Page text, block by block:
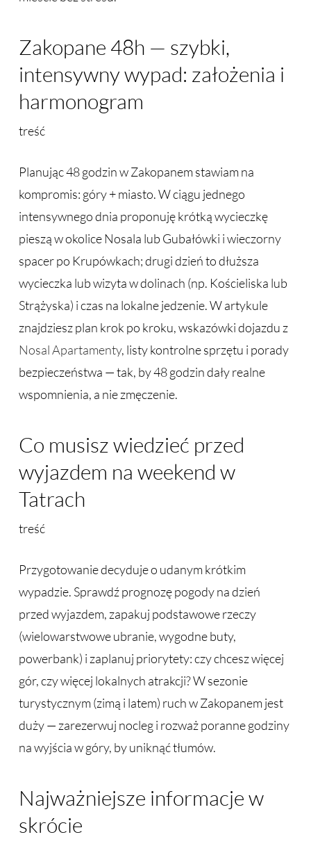
Zakopane 48h — szybki,
intensywny wypad: założenia i
harmonogram
treść
Planując 48 godzin w Zakopanem stawiam na
kompromis: góry + miasto. W ciągu jednego
intensywnego dnia proponuję krótką wycieczkę
pieszą w okolice Nosala lub Gubałówki i wieczorny
spacer po Krupówkach; drugi dzień to dłuższa
wycieczka lub wizyta w dolinach (np. Kościeliska lub
Strążyska) i czas na lokalne jedzenie. W artykule
znajdziesz plan krok po kroku, wskazówki dojazdu z
Nosal Apartamenty, listy kontrolne sprzętu i porady
bezpieczeństwa — tak, by 48 godzin dały realne
wspomnienia, a nie zmęczenie.
Co musisz wiedzieć przed
wyjazdem na weekend w
Tatrach
treść
Przygotowanie decyduje o udanym krótkim
wypadzie. Sprawdź prognozę pogody na dzień
przed wyjazdem, zapakuj podstawowe rzeczy
(wielowarstwowe ubranie, wygodne buty,
powerbank) i zaplanuj priorytety: czy chcesz więcej
gór, czy więcej lokalnych atrakcji? W sezonie
turystycznym (zimą i latem) ruch w Zakopanem jest
duży — zarezerwuj nocleg i rozważ poranne godziny
na wyjścia w góry, by uniknąć tłumów.
Najważniejsze informacje w
skrócie